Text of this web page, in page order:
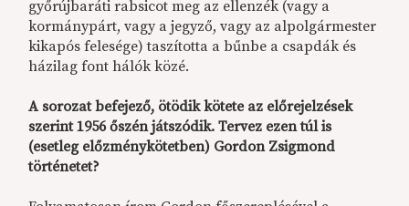
győrújbaráti rabsicot meg az ellenzék (vagy a
kormánypárt, vagy a jegyző, vagy az alpolgármester
kikapós felesége) taszította a bűnbe a csapdák és
házilag font hálók közé.
A sorozat befejező, ötödik kötete az előrejelzések
szerint 1956 őszén játszódik. Tervez ezen túl is
(esetleg előzménykötetben) Gordon Zsigmond
történetet?